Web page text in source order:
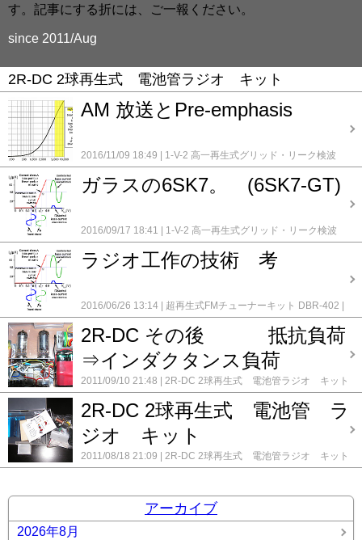
す。記事にする折には、ご一報ください。
since 2011/Aug
2R-DC 2球再生式 電池管ラジオ キット
AM 放送とPre-emphasis
2016/11/09 18:49
1-V-2 高一再生式グリッド・リーク検波
ST管3球ラジオ
1000円 トランジスタラジオキット S66D
1R-STD 単球 再生式ラジオキット
1RW-DX 単球 再生式
ラジオキット (6EH8)
2R-DC 2球再生式 電池管ラジオ
3S-STD 真空管 3球スーパーラジオキット
3S-STD 真空
管 3球スーパーラジオキット 2号機(6BY6,6DK6,6AW8)
3S-STD 真空管 3球スーパーラジオキット 3号機
(6BY6,6GK5,6BK7)
5球スーパー のメンテナンス
ー改造製作
FM ラジオキット 2
Genny unit 01 (再生式ラジ
オ)
KIT-006D FM/MW/SW1/SW2 4バンドラジオキット
KIT-
12 4石 AMラジオキット
KIT-17 1IC+2TR ストレート ラ
KIT-210 AM/FM ラジオ
KIT-600 ホームラジオキ
ット AM/SW/FM 3バンド
KIT-619 6石 AMトランジスタラ
ジオキット
ラジオ工作のテクニック
真空管ラジオキット
(COSMOS) GT管 5球スーパ ｰ
(6SA7+6SK7+6SK7+6SQ7+6V6)
真空管ラジオキット
(COSMOS) 中波 6球スーパー
(6BE6+6BJ6+6BD6+6JH6+6N2P+6AQ5)
ト(COSMOS) 中・短波 7球 2バンド スプリッドバリコ
ン式
真空管ラジオキット(COSMOS) 中波GT管7球スーパー
真空管ラジオキット(COSMOS) BC帯 中2 5球スーパ ｰ
(COSMOS) BC帯 中3 6球スーパ ｰ
(5915+6BJ6+6BZ6+6BZ6+6DK6+5AQ5)
ガラスの6SK7。 (6SK7-GT)
2016/09/17 18:41
1-V-2 高一再生式グリッド・リーク検波
ST管3球ラジオ
1R-STD 単球 再生式ラジオキット
1RW-
DX 単球 再生式ラジオキット (6EH8)
2R-DC 2球再生式
電池管ラジオ キット
3DC-STD 真空管 高1ゲルマ検波
3S-STD 真空管 3球スーパーラジオキット 2号機
(6BY6,6DK6,6AW8)
3S-STD 真空管 3球スーパーラジオキ
ット 3号機 (6BY6,6GK5,6BK7)
5球スーパー 改造修理
5球スーパーのメンテナンス 2号機
5球スーパーのメンテナ
ンス 3号機
CX-555 改造
Felip 5球ST管 スーパー改造製
メンテナンス FMチューナー FM-102 TRIO
ンス HEATHKIT GR-64
メンテナンス HR-10B Heath kit
メンテナンス S-106 クライスラー
メンテナンス TRIO
AF-10
メンテナンス TRIO AF-20
メンテナンス TRIO AF-
メンテナンス TRIO AF-20 3号機
メンテナンス
TRIO AF-22
メンテナンス 春日無線 3バンドラジオ
AF-252
メンテナンス 松下（ナショナル) RE-860
メンテ
ナンス 真空管 3バンドラジオ RE-830
メンテナンス 真
真空管 FM/AMラジオ 松下（ナショナル) RE-760 2号機
メンテナンス 真空管 FMチューナー TRIO FM-30
真空
真空管ラ
ラジオ工作の技術 考
2016/06/26 13:14
超再生式FMチューナーキット DBR-402
1-V-2 高一再生式グリッド・リーク検波 ST管3球ラジオ
1RW-DX 単球 再生式ラジオキット (6EH8)
2R-DC 2球再
生式 電池管ラジオ キット
3DC-STD 真空管 高1ゲル
マ検波ラジオキット
真空管ラジオ GT管 中波＆長波 2
バンド 録録 ★ コメント(0)
2R-DC その後 抵抗負荷
⇒インダクタンス負荷
2011/09/10 21:48
2R-DC 2球再生式 電池管ラジオ キット
コメント(0)
2R-DC 2球再生式 電池管 ラ
ジオ キット
2011/08/18 21:09
2R-DC 2球再生式 電池管ラジオ キット
コメント(0)
アーカイブ
2026年8月